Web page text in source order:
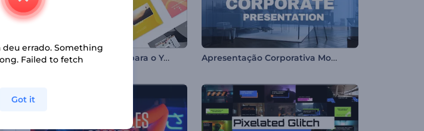
Pacote de Telas Finais para o YouTube Apresentação Corporativa Moderna
deu errado. Something
Failed to fetch
Got it